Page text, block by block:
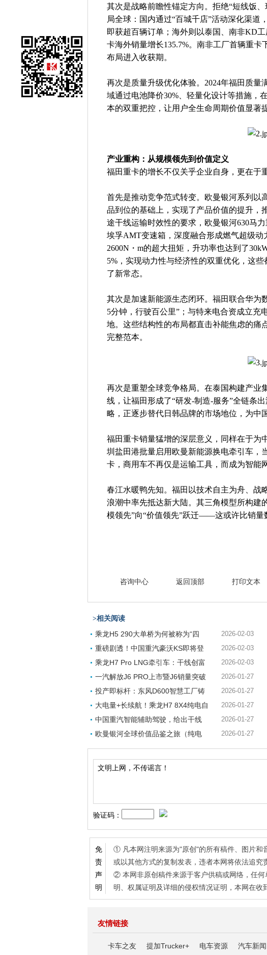
其次是战略前瞻性锚定方向。拒绝“短线饭
局全球：国内通过“百城千店”活动深化渠道
即获超百辆订单；海外则以泰国、南非KD
卡海外销量增长135.7%。南非工厂首辆重
布局进入收获期。
再次是质量升级优化体验。2024年福田质量
域通过电池降价30%、轻量化设计等措施，
本的双重把控，让用户全生命周期价值显著
产业重构：从规模领先到价值定义
福田重卡的增长不仅关乎企业自身，更在于
首先是推动竞争范式转变。欧曼银河系列以
品到位的基础上，实现了产品价值的提升，
途干线运输时效性的要求，欧曼银河630马
埃孚AMT变速箱，深度融合形成燃气超级动
2600N・m的超大扭矩，升功率也达到了
5%，实现动力性与经济性的双重优化，这
了新常态。
其次是加速新能源生态闭环。福田联合华为
5分钟，行驶百公里”；与特来电合资成立充
地。这些结构性的布局都直击补能焦虑的痛
完整范本。
再次是重塑全球竞争格局。在泰国构建产业
线，让福田形成了“研发-制造-服务”全链条
略，正逐步替代日韩品牌的市场地位，为中
福田重卡销量猛增的深层意义，同样在于
圳盐田港批量启用欧曼新能源换电牵引车，
卡，商用车不再仅是运输工具，而成为智能
春江水暖鸭先知。福田以技术自主为舟、战
浪潮中率先抵达新大陆。其三角模型所构建
模领先”向“价值领先”跃迁——这或许比销量
咨询中心 返回顶部 打印文本
>相关阅读
乘龙H5 290大单桥为何被称为“四 2026-02-03
重磅剧透！中国重汽豪沃KS即将登 2026-02-03
乘龙H7 Pro LNG牵引车：干线创富 2026-02-03
一汽解放J6 PRO上市暨J6销量突破 2026-01-27
投产即标杆：东风D600智慧工厂铸 2026-01-27
大电量+长续航！乘龙H7 8X4纯电自 2026-01-27
中国重汽智能辅助驾驶，给出干线 2026-01-27
欧曼银河全球价值品鉴之旅（纯电 2026-01-27
验证码：
免
责
声
明
① 凡本网注明来源为"原创"的所有稿件、图片和
或以其他方式的复制发表，违者本网将依法追究
② 本网非原创稿件来源于客户供稿或网络，任
明、权属证明及详细的侵权情况证明，本网在收
友情链接
卡车之友 提加Trucker+ 电车资源 汽车新闻